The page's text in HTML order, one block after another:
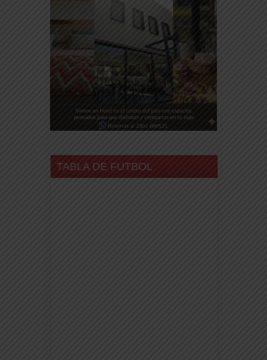
TABLA DE FUTBOL